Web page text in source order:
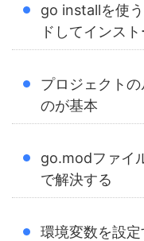
go installを使
ドしてインス
プロジェクト
のが基本
go.modファイ
で解決する
環境変数を設